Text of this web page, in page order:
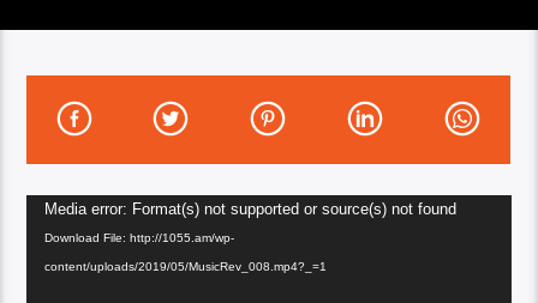
Video
Player
Media error: Format(s) not supported or source(s) not found
Download File: http://1055.am/wp-
content/uploads/2019/05/MusicRev_008.mp4?_=1